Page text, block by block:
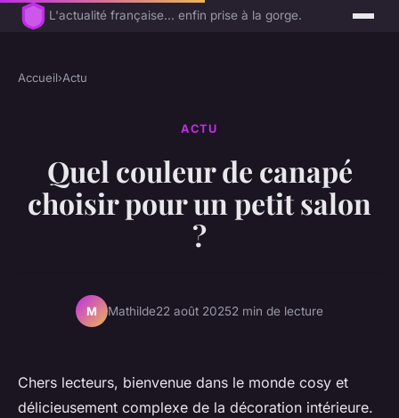
L'actualité française... enfin prise à la gorge.
Accueil›Actu
ACTU
Quel couleur de canapé
choisir pour un petit salon
?
M Mathilde22 août 20252 min de lecture
Chers lecteurs, bienvenue dans le monde cosy et
délicieusement complexe de la décoration intérieure.